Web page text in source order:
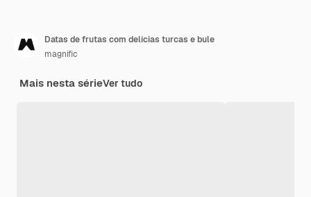
Datas de frutas com delícias turcas e bule
magnific
Mais nesta sérieVer tudo